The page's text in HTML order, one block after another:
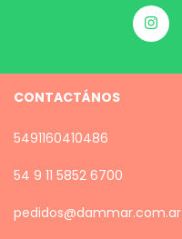
CONTACTÁNOS
5491160410486
54 9 11 5852 6700
pedidos@dammar.com.ar